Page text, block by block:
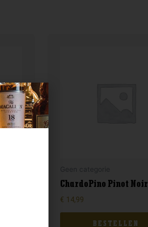
ChardoPino Pinot Noir
€ 14,99
BESTELLEN